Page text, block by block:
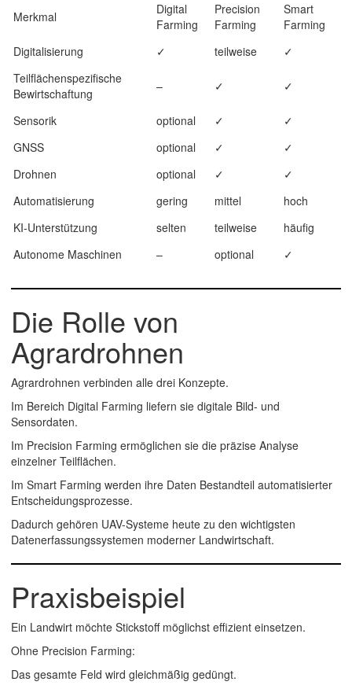
Merkmal
Digital
Farming
Precision
Farming
Smart
Farming
Digitalisierung
✓ teilweise
✓
Teilflächenspezifische
Bewirtschaftung
– ✓ ✓
Sensorik optional ✓
✓
GNSS
optional ✓
✓
Drohnen
optional ✓
✓
Automatisierung
gering mittel
hoch
KI-Unterstützung
selten teilweise
häufig
Autonome Maschinen
– optional ✓
Die Rolle von
Agrardrohnen
Agrardrohnen verbinden alle drei Konzepte.
Im Bereich Digital Farming liefern sie digitale Bild- und
Sensordaten.
Im Precision Farming ermöglichen sie die präzise Analyse
einzelner Teilflächen.
Im Smart Farming werden ihre Daten Bestandteil automatisierter
Entscheidungsprozesse.
Dadurch gehören UAV-Systeme heute zu den wichtigsten
Datenerfassungssystemen moderner Landwirtschaft.
Praxisbeispiel
Ein Landwirt möchte Stickstoff möglichst effizient einsetzen.
Ohne Precision Farming:
Das gesamte Feld wird gleichmäßig gedüngt.